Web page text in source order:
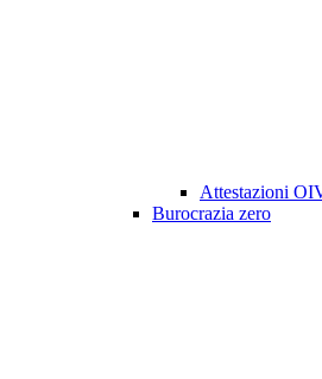
Attestazioni
Burocrazia zero